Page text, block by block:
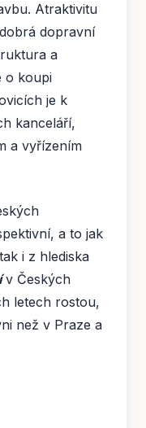
Atraktivitu
dopravní
a
o koupi
je k
kanceláří,
a vyřízením
a to jak
i z hlediska
v Českých
letech rostou,
než v Praze a